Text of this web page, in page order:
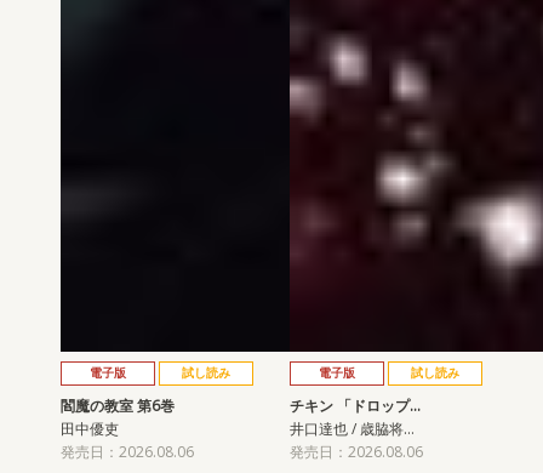
電子版 試し読み
閻魔の教室 第6巻
田中優吏
発売日：2026.08.06
電子版 試し読み
チキン 「ドロップ…
井口達也 / 歳脇将…
発売日：2026.08.06